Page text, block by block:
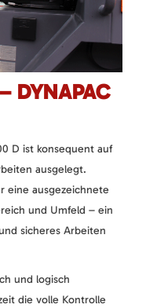
DYNAPAC
D ist konsequent auf
ausgelegt.
eine ausgezeichnete
und Umfeld – ein
sicheres Arbeiten
und logisch
die volle Kontrolle